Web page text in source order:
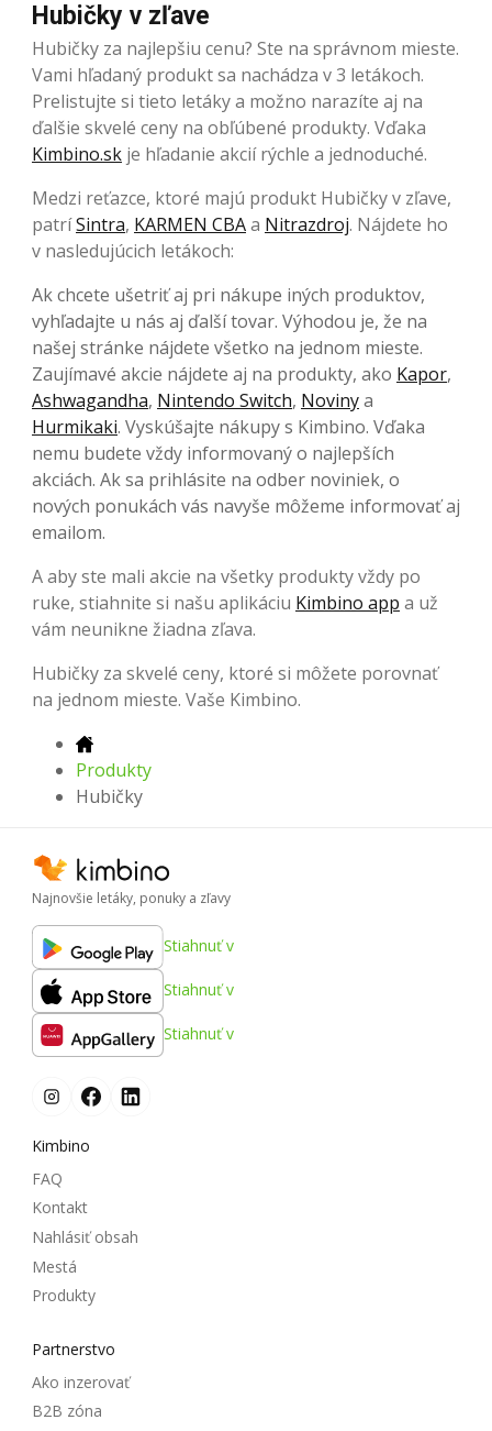
Hubičky v zľave
Hubičky za najlepšiu cenu? Ste na správnom mieste.
Vami hľadaný produkt sa nachádza v 3 letákoch.
Prelistujte si tieto letáky a možno narazíte aj na
ďalšie skvelé ceny na obľúbené produkty. Vďaka
Kimbino.sk je hľadanie akcií rýchle a jednoduché.
Medzi reťazce, ktoré majú produkt Hubičky v zľave,
patríSintra, KARMEN CBAa Nitrazdroj. Nájdete ho
v nasledujúcich letákoch:
Ak chcete ušetriť aj pri nákupe iných produktov,
vyhľadajte u nás aj ďalší tovar. Výhodou je, že na
našej stránke nájdete všetko na jednom mieste.
Zaujímavé akcie nájdete aj na produkty, ako Kapor,
Ashwagandha, Nintendo Switch, Novinya
Hurmikaki. Vyskúšajte nákupy s Kimbino. Vďaka
nemu budete vždy informovaný o najlepších
akciách. Ak sa prihlásite na odber noviniek, o
nových ponukách vás navyše môžeme informovať aj
emailom.
A aby ste mali akcie na všetky produkty vždy po
ruke, stiahnite si našu aplikáciu Kimbino app a už
vám neunikne žiadna zľava.
Hubičky za skvelé ceny, ktoré si môžete porovnať
na jednom mieste. Vaše Kimbino.
Produkty
Hubičky
Najnovšie letáky, ponuky a zľavy
Stiahnuť v
Stiahnuť v
Stiahnuť v
Kimbino
FAQ
Kontakt
Nahlásiť obsah
Mestá
Produkty
Partnerstvo
Ako inzerovať
B2B zóna